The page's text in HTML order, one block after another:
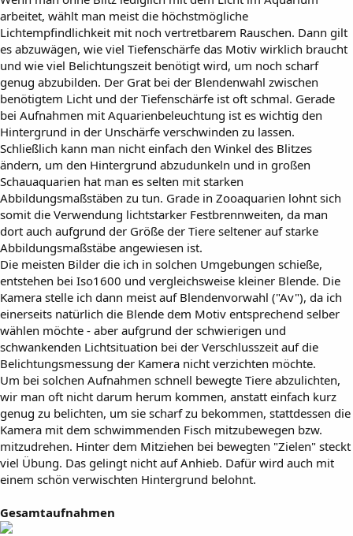
arbeitet, wählt man meist die höchstmögliche
Lichtempfindlichkeit mit noch vertretbarem Rauschen. Dann gilt
es abzuwägen, wie viel Tiefenschärfe das Motiv wirklich braucht
und wie viel Belichtungszeit benötigt wird, um noch scharf
genug abzubilden. Der Grat bei der Blendenwahl zwischen
benötigtem Licht und der Tiefenschärfe ist oft schmal. Gerade
bei Aufnahmen mit Aquarienbeleuchtung ist es wichtig den
Hintergrund in der Unschärfe verschwinden zu lassen.
Schließlich kann man nicht einfach den Winkel des Blitzes
ändern, um den Hintergrund abzudunkeln und in großen
Schauaquarien hat man es selten mit starken
Abbildungsmaßstäben zu tun. Grade in Zooaquarien lohnt sich
somit die Verwendung lichtstarker Festbrennweiten, da man
dort auch aufgrund der Größe der Tiere seltener auf starke
Abbildungsmaßstäbe angewiesen ist.
Die meisten Bilder die ich in solchen Umgebungen schieße,
entstehen bei Iso1600 und vergleichsweise kleiner Blende. Die
Kamera stelle ich dann meist auf Blendenvorwahl ("Av"), da ich
einerseits natürlich die Blende dem Motiv entsprechend selber
wählen möchte - aber aufgrund der schwierigen und
schwankenden Lichtsituation bei der Verschlusszeit auf die
Belichtungsmessung der Kamera nicht verzichten möchte.
Um bei solchen Aufnahmen schnell bewegte Tiere abzulichten,
wir man oft nicht darum herum kommen, anstatt einfach kurz
genug zu belichten, um sie scharf zu bekommen, stattdessen die
Kamera mit dem schwimmenden Fisch mitzubewegen bzw.
mitzudrehen. Hinter dem Mitziehen bei bewegten "Zielen" steckt
viel Übung. Das gelingt nicht auf Anhieb. Dafür wird auch mit
einem schön verwischten Hintergrund belohnt.
Gesamtaufnahmen